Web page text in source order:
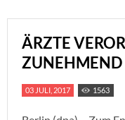
ÄRZTE
03 JULI, 2017 1563